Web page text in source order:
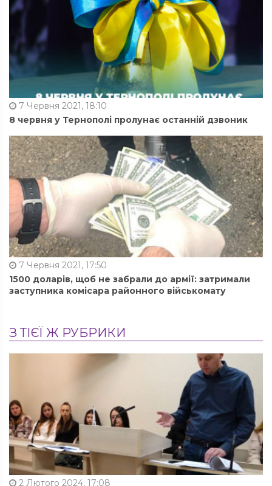
7 Червня 2021, 18:10
8 червня у Тернополі пролунає останній дзвоник
7 Червня 2021, 17:50
1500 доларів, щоб не забрали до армії: затримали
заступника комісара районного військомату
З ТІЄЇ Ж РУБРИКИ
2 Лютого 2024, 17:08